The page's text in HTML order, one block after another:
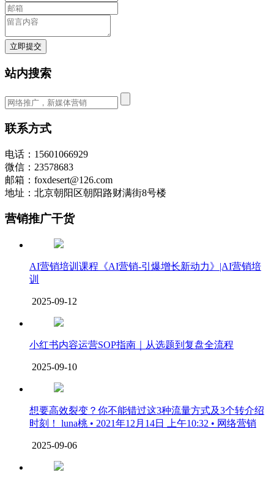
立即提交
站内搜索
联系方式
电话：15601066929
微信：23578683
邮箱：foxdesert@126.com
地址：北京朝阳区朝阳路财满街8号楼
营销推广干货
AI营销培训课程《AI营销-引爆增长新动力》|AI营销培
训
2025-09-12
小红书内容运营SOP指南｜从选题到复盘全流程
2025-09-10
想要高效裂变？你不能错过这3种流量方式及3个转介绍
时刻！ luna桃 • 2021年12月14日 上午10:32 • 网络营销
2025-09-06